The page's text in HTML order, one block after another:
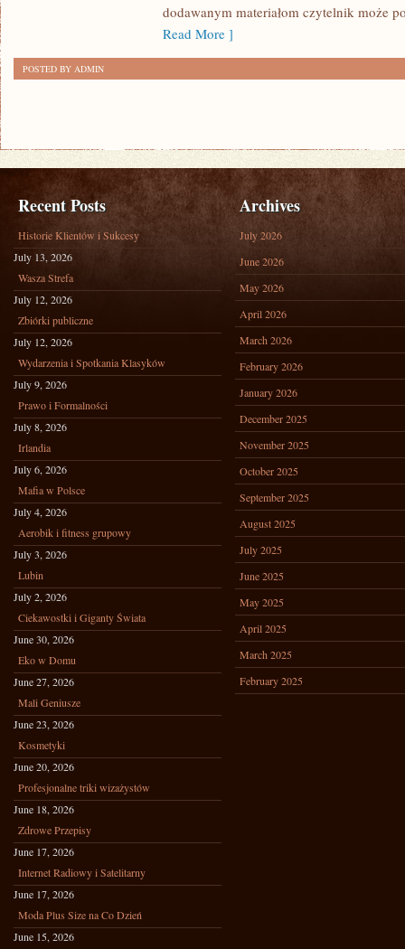
dodawanym materiałom czytelnik może
Read More ]
POSTED BY ADMIN
Recent Posts
Historie Klientów i Sukcesy
July 13, 2026
Wasza Strefa
July 12, 2026
Zbiórki publiczne
July 12, 2026
Wydarzenia i Spotkania Klasyków
July 9, 2026
Prawo i Formalności
July 8, 2026
Irlandia
July 6, 2026
Mafia w Polsce
July 4, 2026
Aerobik i fitness grupowy
July 3, 2026
Lubin
July 2, 2026
Ciekawostki i Giganty Świata
June 30, 2026
Eko w Domu
June 27, 2026
Mali Geniusze
June 23, 2026
Kosmetyki
June 20, 2026
Profesjonalne triki wizażystów
June 18, 2026
Zdrowe Przepisy
June 17, 2026
Internet Radiowy i Satelitarny
June 17, 2026
Moda Plus Size na Co Dzień
June 15, 2026
Archives
July 2026
June 2026
May 2026
April 2026
March 2026
February 2026
January 2026
December 2025
November 2025
October 2025
September 2025
August 2025
July 2025
June 2025
May 2025
April 2025
March 2025
February 2025